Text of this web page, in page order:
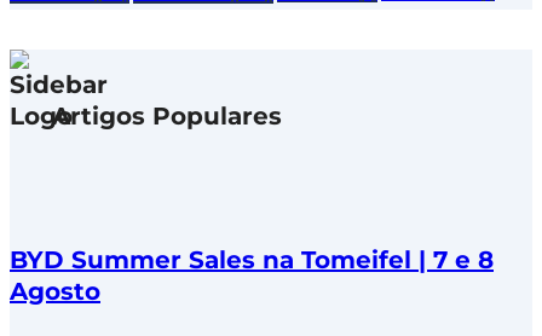
Artigos Populares
BYD Summer Sales na Tomeifel | 7 e 8
Agosto